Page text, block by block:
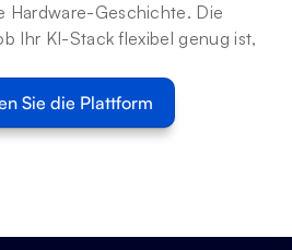
Hardware-Geschichte. Die
Ihr KI-Stack flexibel genug ist,
Sie die Plattform